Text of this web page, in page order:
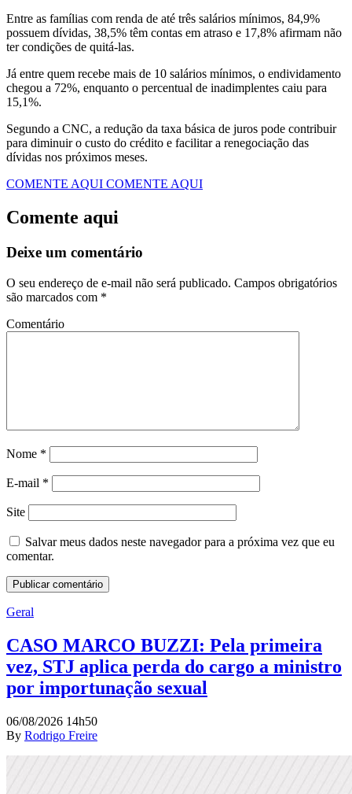
Entre as famílias com renda de até três salários mínimos, 84,9%
possuem dívidas, 38,5% têm contas em atraso e 17,8% afirmam não
ter condições de quitá-las.
Já entre quem recebe mais de 10 salários mínimos, o endividamento
chegou a 72%, enquanto o percentual de inadimplentes caiu para
15,1%.
Segundo a CNC, a redução da taxa básica de juros pode contribuir
para diminuir o custo do crédito e facilitar a renegociação das
dívidas nos próximos meses.
COMENTE AQUI COMENTE AQUI
Comente aqui
Deixe um comentário
O seu endereço de e-mail não será publicado. Campos obrigatórios
são marcados com *
Comentário
Nome *
E-mail *
Site
Salvar meus dados neste navegador para a próxima vez que eu
comentar.
Geral
CASO MARCO BUZZI: Pela primeira
vez, STJ aplica perda do cargo a ministro
por importunação sexual
06/08/2026 14h50
By Rodrigo Freire